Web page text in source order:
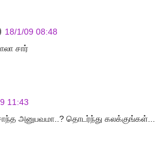
18/1/09 08:48
சார்
11:43
அனுபவமா..? தொடர்ந்து கலக்குங்கள்...